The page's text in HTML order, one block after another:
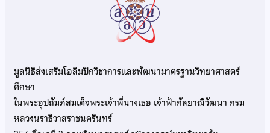
มูลนิธิส่งเสริมโอลิมปิกวิชาการและพัฒนามาตรฐานวิทยาศาสตร์
ศึกษา
ในพระอุปถัมภ์สมเด็จพระเจ้าพี่นางเธอ เจ้าฟ้ากัลยาณิวัฒนา กรม
หลวงนราธิวาสราชนครินทร์